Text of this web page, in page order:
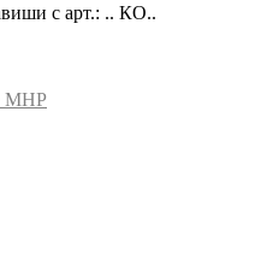
с арт.: .. КО..
MHP